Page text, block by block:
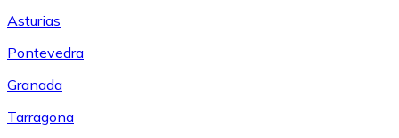
Asturias
Pontevedra
Granada
Tarragona